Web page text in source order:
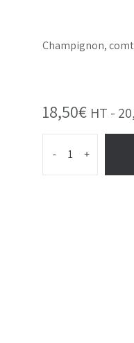
Champignon,
18,50€ HT -
- +